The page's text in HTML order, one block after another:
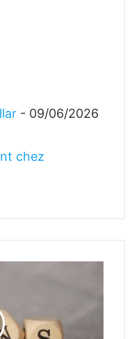
- 09/06/2026
chez